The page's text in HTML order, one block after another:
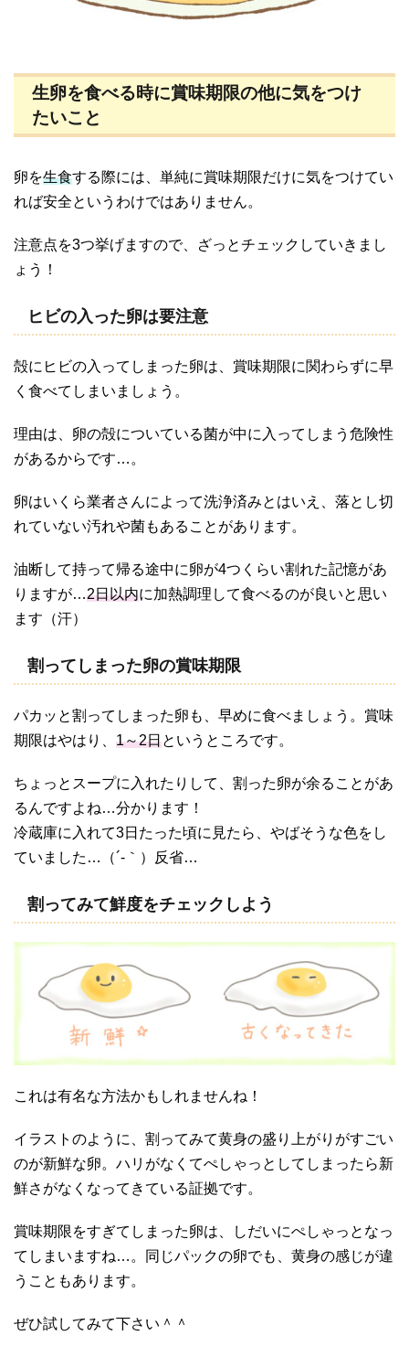
生卵を食べる時に賞味期限の他に気をつけ
たいこと
卵を生食する際には、単純に賞味期限だけに気をつけてい
れば安全というわけではありません。
注意点を3つ挙げますので、ざっとチェックしていきまし
ょう！
ヒビの入った卵は要注意
殻にヒビの入ってしまった卵は、賞味期限に関わらずに早
く食べてしまいましょう。
理由は、卵の殻についている菌が中に入ってしまう危険性
があるからです…。
卵はいくら業者さんによって洗浄済みとはいえ、落とし切
れていない汚れや菌もあることがあります。
油断して持って帰る途中に卵が4つくらい割れた記憶があ
りますが…2日以内に加熱調理して食べるのが良いと思い
ます（汗）
割ってしまった卵の賞味期限
パカッと割ってしまった卵も、早めに食べましょう。賞味
期限はやはり、 1～2日というところです。
ちょっとスープに入れたりして、割った卵が余ることがあ
るんですよね…分かります！
冷蔵庫に入れて3日たった頃に見たら、やばそうな色をし
ていました…（´-｀）反省…
割ってみて鮮度をチェックしよう
これは有名な方法かもしれませんね！
イラストのように、割ってみて黄身の盛り上がりがすごい
のが新鮮な卵。ハリがなくてぺしゃっとしてしまったら新
鮮さがなくなってきている証拠です。
賞味期限をすぎてしまった卵は、しだいにぺしゃっとなっ
てしまいますね…。同じパックの卵でも、黄身の感じが違
うこともあります。
ぜひ試してみて下さい＾＾